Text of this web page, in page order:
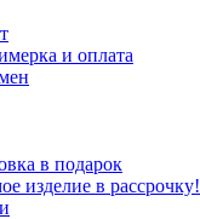
и оплата
в подарок
изделие в рассрочку!